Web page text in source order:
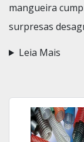
mangueira
surpresas
Leia Mais